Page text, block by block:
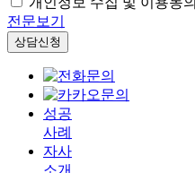
개인정보 수집 및 이용동의
전문보기
상담신청
성공
사례
자사